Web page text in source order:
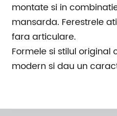
montate si in
mansarda. Ferestrele
fara articulare.
Formele si stilul original
modern si dau un